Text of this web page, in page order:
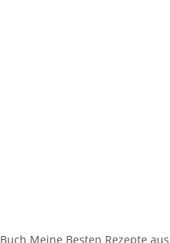
Buch Meine Besten Rezepte